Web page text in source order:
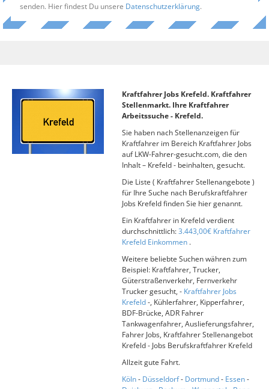
senden. Hier findest Du unsere Datenschutzerklärung.
Kraftfahrer Jobs Krefeld. Kraftfahrer
Stellenmarkt. Ihre Kraftfahrer
Arbeitssuche - Krefeld.
Sie haben nach Stellenanzeigen für
Kraftfahrer im Bereich Kraftfahrer Jobs
auf LKW-Fahrer-gesucht.com, die den
Inhalt – Krefeld - beinhalten, gesucht.
Die Liste ( Kraftfahrer Stellenangebote )
für Ihre Suche nach Berufskraftfahrer
Jobs Krefeld finden Sie hier genannt.
Ein Kraftfahrer in Krefeld verdient
durchschnittlich:3.443,00€ Kraftfahrer
Krefeld Einkommen .
Weitere beliebte Suchen währen zum
Beispiel: Kraftfahrer, Trucker,
Güterstraßenverkehr, Fernverkehr
Trucker gesucht, - Kraftfahrer Jobs
Krefeld-, Kühlerfahrer, Kipperfahrer,
BDF-Brücke, ADR Fahrer
Tankwagenfahrer, Auslieferungsfahrer,
Fahrer Jobs, Kraftfahrer Stellenangebot
Krefeld - Jobs Berufskraftfahrer Krefeld
Allzeit gute Fahrt.
Köln- Düsseldorf- Dortmund- Essen-